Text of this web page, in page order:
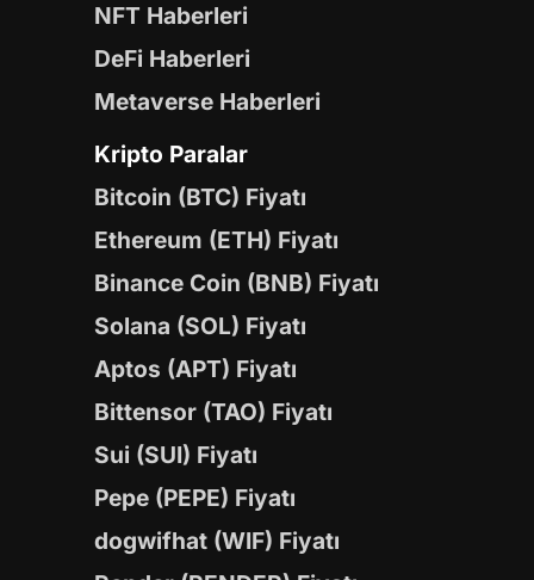
NFT Haberleri
DeFi Haberleri
Metaverse Haberleri
Kripto Paralar
Bitcoin (BTC) Fiyatı
Ethereum (ETH) Fiyatı
Binance Coin (BNB) Fiyatı
Solana (SOL) Fiyatı
Aptos (APT) Fiyatı
Bittensor (TAO) Fiyatı
Sui (SUI) Fiyatı
Pepe (PEPE) Fiyatı
dogwifhat (WIF) Fiyatı